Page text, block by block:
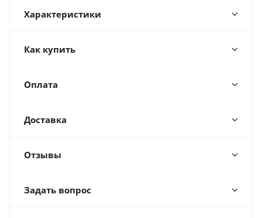
Характеристики
Как купить
Оплата
Доставка
Отзывы
Задать вопрос